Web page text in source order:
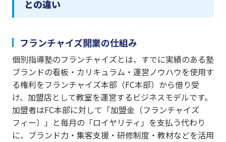
との違い
フランチャイズ開業の仕組み
個別指導塾のフランチャイズとは、すでに実績のある塾
ブランドの看板・カリキュラム・運営ノウハウを使用す
る権利をフランチャイズ本部（FC本部）から借り受
け、加盟店として教室を運営するビジネスモデルです。
加盟者はFC本部に対して「加盟金（フランチャイズ
フィー）」と毎月の「ロイヤリティ」を支払う代わり
に、ブランド力・集客支援・研修制度・教材などを活用